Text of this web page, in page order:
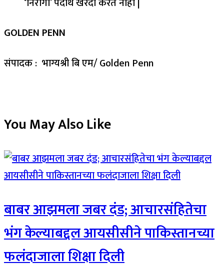
GOLDEN PENN
संपादक : भाग्यश्री बि एम/ Golden Penn
You May Also Like
बाबर आझमला जबर दंड; आचारसंहितेचा
भंग केल्याबद्दल आयसीसीने पाकिस्तानच्या
फलंदाजाला शिक्षा दिली